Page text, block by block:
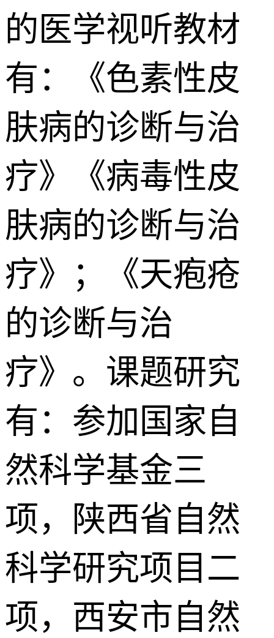
的医学视听教材
有：《色素性皮
肤病的诊断与治
疗》《病毒性皮
肤病的诊断与治
疗》；《天疱疮
的诊断与治
疗》。课题研究
有：参加国家自
然科学基金三
项，陕西省自然
科学研究项目二
项，西安市自然